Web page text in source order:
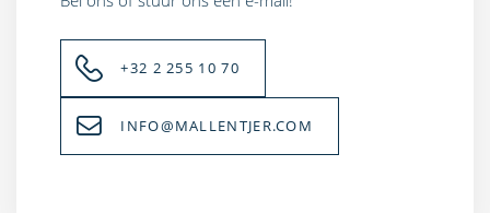
+32 2 255 10 70
INFO@MALLENTJER.COM